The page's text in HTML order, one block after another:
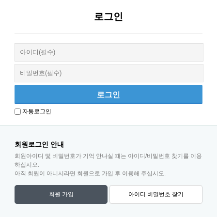
로그인
자동로그인
회원로그인 안내
회원아이디 및 비밀번호가 기억 안나실 때는 아이디/비밀번호 찾기를 이용
하십시오.
아직 회원이 아니시라면 회원으로 가입 후 이용해 주십시오.
아이디 비밀번호 찾기
회원 가입